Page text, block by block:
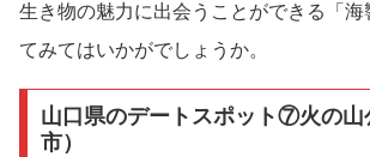
生き物の魅力に出会うことができる「
てみてはいかがでしょうか。
山口県のデートスポット⑦火の山
市）